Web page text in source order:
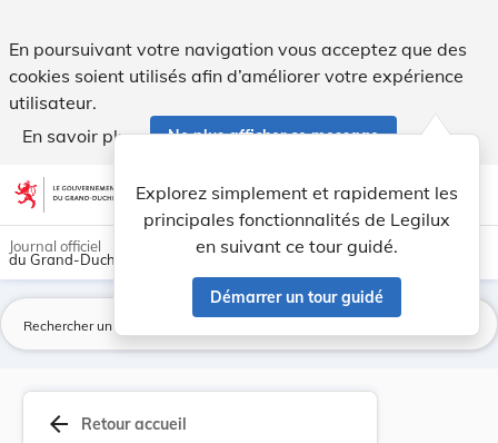
En poursuivant votre navigation vous acceptez que des
cookies soient utilisés afin d’améliorer votre expérience
utilisateur.
En savoir plus
Ne plus afficher ce message
Aller au contenu account_circle help Aide
Explorez simplement et rapidement les
principales fonctionnalités de Legilux
en suivant ce tour guidé.
Démarrer un tour guidé
light_mode dark_mode
Journal officiel
du Grand-Duché de Luxembourg
arrow_back Retour accueil